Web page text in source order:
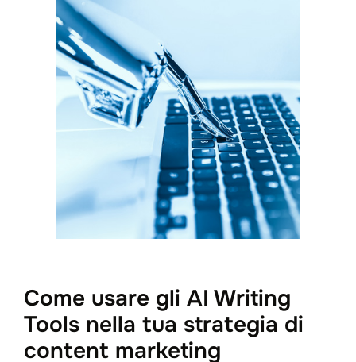
Come usare gli AI Writing
Tools nella tua strategia di
content marketing